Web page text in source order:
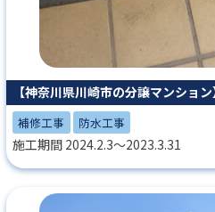
【神奈川県川崎市の分譲マンショ
補修工事 防水工事
施工期間 2024.2.3～2023.3.31